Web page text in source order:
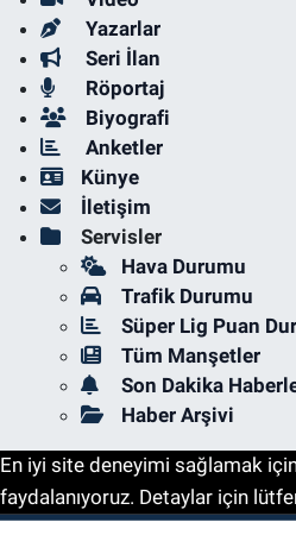
Yazarlar
Seri İlan
Röportaj
Biyografi
Anketler
Künye
İletişim
Servisler
Hava Durumu
Trafik Durumu
Süper Lig Puan
Tüm Manşetler
Son Dakika
Haber Arşivi
En iyi site deneyimi sağlamak
faydalanıyoruz. Detaylar için